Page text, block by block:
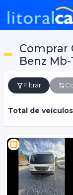
Comprar
Benz Mb-
Filtrar
Total de